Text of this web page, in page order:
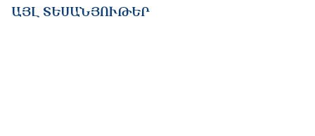
ԱՅԼ ՏԵՍԱՆՅՈՒԹԵՐ